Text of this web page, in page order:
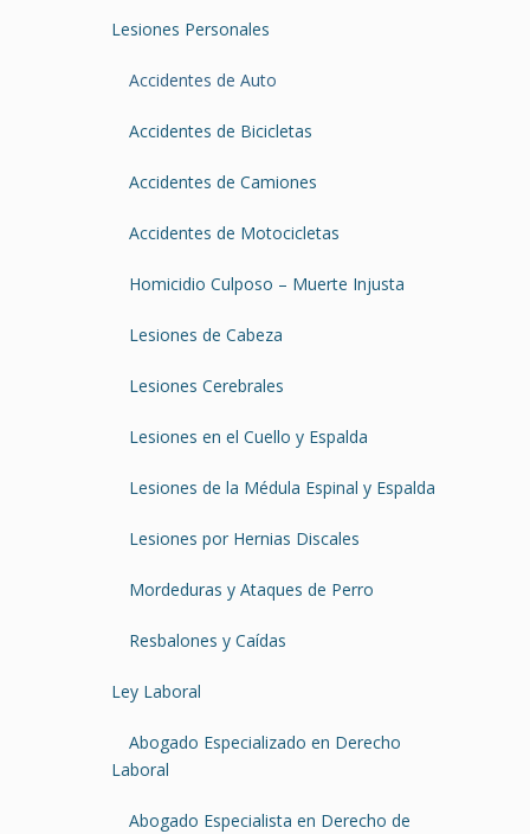
Lesiones Personales
Accidentes de Auto
Accidentes de Bicicletas
Accidentes de Camiones
Accidentes de Motocicletas
Homicidio Culposo – Muerte Injusta
Lesiones de Cabeza
Lesiones Cerebrales
Lesiones en el Cuello y Espalda
Lesiones de la Médula Espinal y Espalda
Lesiones por Hernias Discales
Mordeduras y Ataques de Perro
Resbalones y Caídas
Ley Laboral
Abogado Especializado en Derecho
Laboral
Abogado Especialista en Derecho de